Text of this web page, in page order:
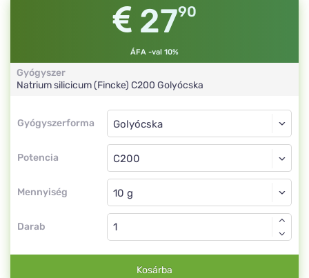
2790
ÁFA -val 10%
Gyógyszer
Natrium silicicum (Fincke) C200 Golyócska
Gyógyszerforma
Gyógyszerforma
Potencia
Golyócska
C200
Mennyiség
Golyócska
Darab
Kosárba